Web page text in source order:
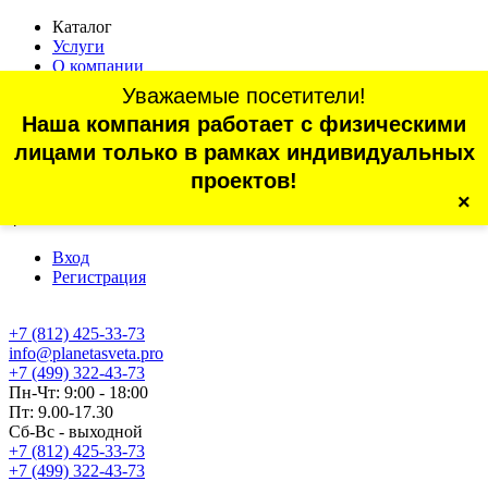
Каталог
Услуги
О компании
Статьи
Контакты
Отзывы
г. Санкт-Петербург, проспект Обуховской Обороны, 70, корп.
Вход
Регистрация
+7 (812) 425-33-73
Уважаемые посетители!
Наша компания работает с физическими
лицами только в рамках индивидуальных
проектов!
×
info@planetasveta.pro
+7 (499) 322-43-73
Пн-Чт: 9:00 - 18:00
Пт: 9.00-17.30
Сб-Вс - выходной
+7 (812) 425-33-73
+7 (499) 322-43-73